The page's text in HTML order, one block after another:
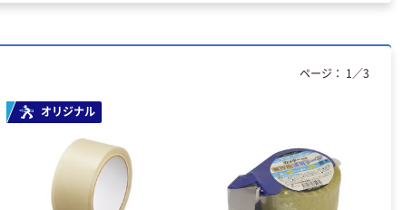
オリジナル
ページ： 1 ／3